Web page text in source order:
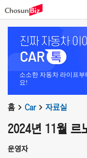
소소한 자동차 라이프
요!
홈 Car 자료실
2024년 11월 르
운영자